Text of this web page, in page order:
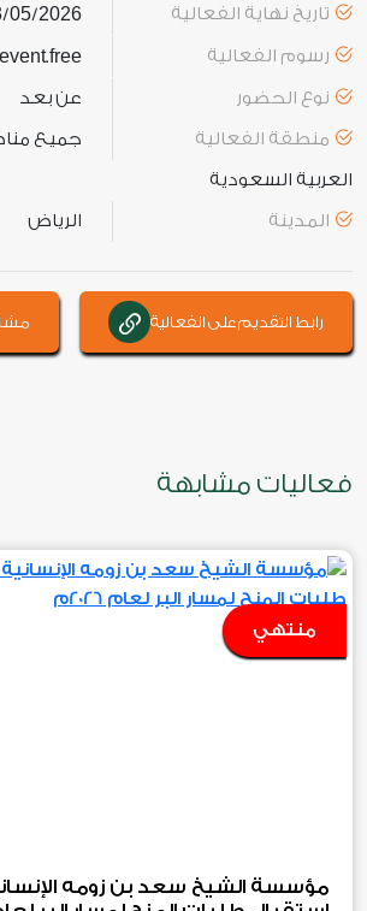
تاريخ نهاية الفعالية /05/2026
رسوم الفعالية event.free
نوع الحضور
عن بعد
منطقة الفعالية
جميع
العربية السعودية
المدينة
الرياض
رابط التقديم على الفعالية
فعاليات مشابهة
منتهي